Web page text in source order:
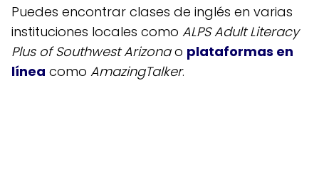
Puedes encontrar clases de inglés en varias
instituciones locales como ALPS Adult Literacy
Plus of Southwest Arizonao plataformas en
línea como AmazingTalker.